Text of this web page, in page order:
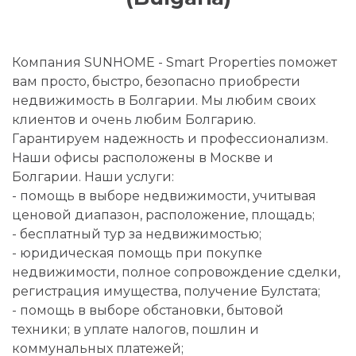
Компания SUNHOME - Smart Properties поможет
вам просто, быстро, безопасно приобрести
недвижимость в Болгарии. Мы любим своих
клиентов и очень любим Болгарию.
Гарантируем надежность и профессионализм.
Наши офисы расположены в Москве и
Болгарии. Наши услуги:
- помощь в выборе недвижимости, учитывая
ценовой диапазон, расположение, площадь;
- бесплатный тур за недвижимостью;
- юридическая помощь при покупке
недвижимости, полное сопровождение сделки,
регистрация имущества, получение Булстата;
- помощь в выборе обстановки, бытовой
техники; в уплате налогов, пошлин и
коммунальных платежей;